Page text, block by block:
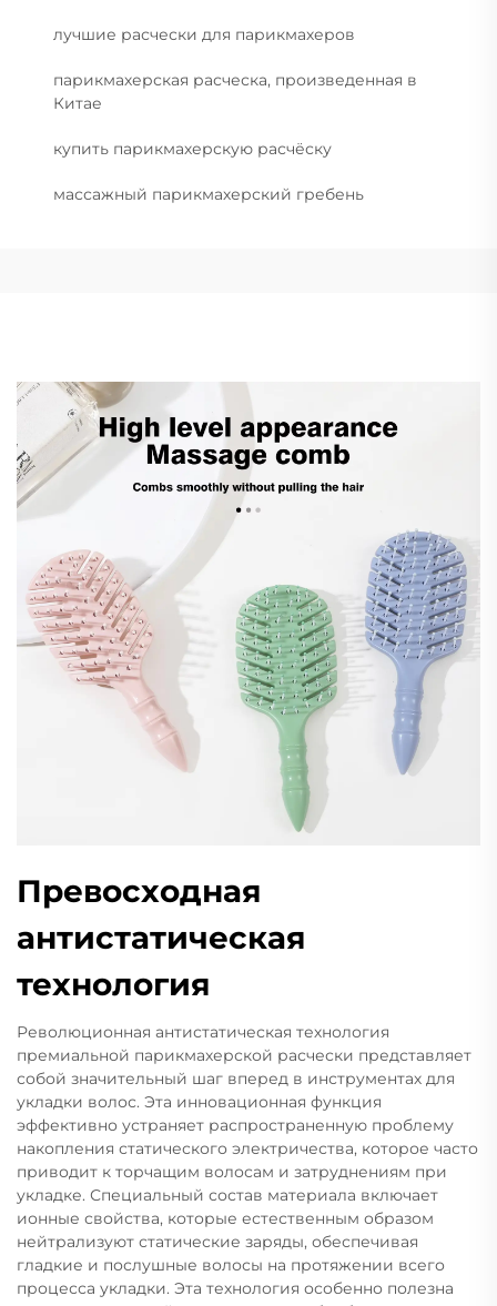
лучшие расчески для парикмахеров
парикмахерская расческа, произведенная в
Китае
купить парикмахерскую расчёску
массажный парикмахерский гребень
Превосходная
антистатическая
технология
Революционная антистатическая технология
премиальной парикмахерской расчески представляет
собой значительный шаг вперед в инструментах для
укладки волос. Эта инновационная функция
эффективно устраняет распространенную проблему
накопления статического электричества, которое часто
приводит к торчащим волосам и затруднениям при
укладке. Специальный состав материала включает
ионные свойства, которые естественным образом
нейтрализуют статические заряды, обеспечивая
гладкие и послушные волосы на протяжении всего
процесса укладки. Эта технология особенно полезна